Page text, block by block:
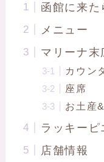
函館に来た
メニュー
マリーナ末
カウン
座席
お土産
ラッキーピ
店舗情報